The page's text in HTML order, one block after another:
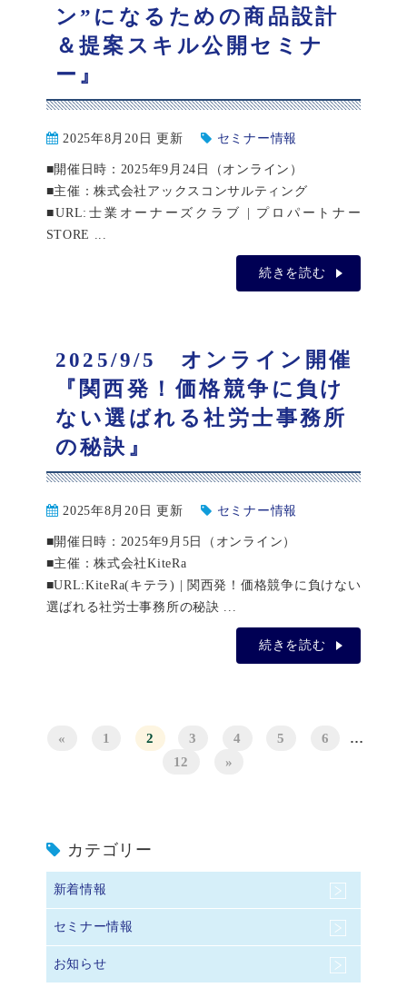
ン”になるための商品設計
＆提案スキル公開セミナ
ー』
2025年8月20日 更新 セミナー情報
■開催日時：2025年9月24日（オンライン）
■主催：株式会社アックスコンサルティング
■URL:士業オーナーズクラブ | プロパートナー
STORE ...
続きを読む
2025/9/5 オンライン開催
『関西発！価格競争に負け
ない選ばれる社労士事務所
の秘訣』
2025年8月20日 更新 セミナー情報
■開催日時：2025年9月5日（オンライン）
■主催：株式会社KiteRa
■URL:KiteRa(キテラ) | 関西発！価格競争に負けない
選ばれる社労士事務所の秘訣 ...
続きを読む
« 1 2 3 4 5 6
…
12
»
カテゴリー
新着情報
セミナー情報
お知らせ